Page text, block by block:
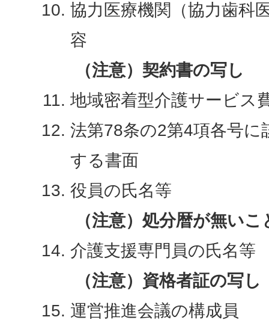
協力医療機関（協力歯科
容
（注意）契約書の写し
地域密着型介護サービス
法第78条の2第4項各号
する書面
役員の氏名等
（注意）処分暦が無いこ
介護支援専門員の氏名等
（注意）資格者証の写し
運営推進会議の構成員